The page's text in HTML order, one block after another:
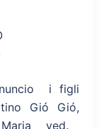
i figli
Gió Gió,
Maria ved.